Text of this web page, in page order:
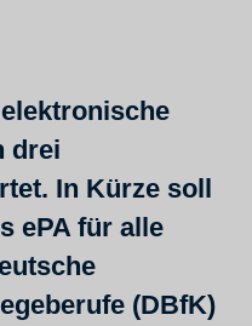
drei
In Kürze soll
ePA für alle
(DBfK)